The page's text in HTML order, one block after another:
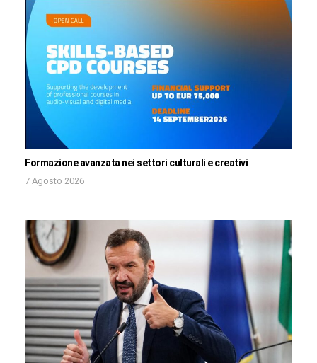
Formazione avanzata nei settori culturali e creativi
7 Agosto 2026